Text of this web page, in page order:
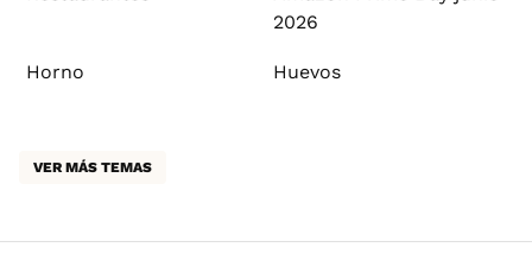
2026
Horno Huevos
VER MÁS TEMAS